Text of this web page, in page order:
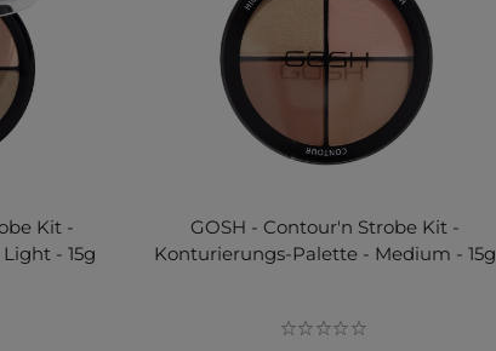
Kit -
- 15g
GOSH - Contour'n Strobe Kit -
Konturierungs-Palette - Medium - 15g